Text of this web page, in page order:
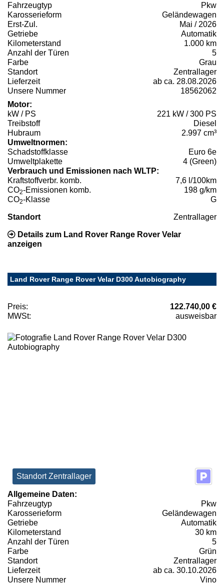
Fahrzeugtyp
Pkw
Karosserieform
Geländewagen
Erst-Zul.
Mai / 2026
Getriebe
Automatik
Kilometerstand
1.000 km
Anzahl der Türen
5
Farbe
Grau
Standort
Zentrallager
Lieferzeit
ab ca. 28.08.2026
Unsere Nummer
18562062
Motor:
kW / PS
221 kW / 300 PS
Treibstoff
Diesel
Hubraum
2.997 cm³
Umweltnormen:
Schadstoffklasse
Euro 6e
Umweltplakette
4 (Green)
Verbrauch und Emissionen nach WLTP:
Kraftstoffverbr. komb.
7,6 l/100km
CO2-Emissionen komb.
198 g/km
CO2-Klasse G
Standort Zentrallager
Details zum Land Rover Range Rover Velar
anzeigen
Land Rover Range Rover Velar D300 Autobiography
Preis:
122.740,00 €
MWSt:
ausweisbar
Standort Zentrallager
Allgemeine Daten:
Fahrzeugtyp
Pkw
Karosserieform
Geländewagen
Getriebe
Automatik
Kilometerstand
30 km
Anzahl der Türen
5
Farbe
Grün
Standort
Zentrallager
Lieferzeit
ab ca. 30.10.2026
Unsere Nummer
Vino